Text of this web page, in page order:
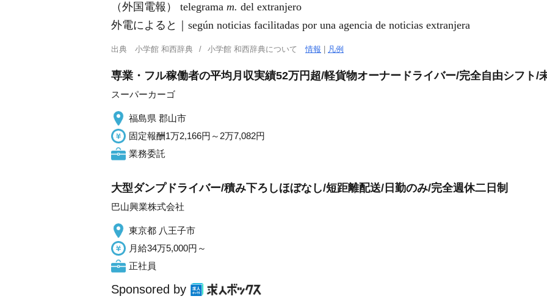
（外国電報） telegrama m. del extranjero
外電によると｜según noticias facilitadas por una agencia de noticias extranjera
出典 小学館 和西辞典 小学館 和西辞典について情報 凡例
専業・フル稼働者の平均月収実績52万円超/軽貨物オーナードライバー/完全自由シフト/
スーパーカーゴ
福島県 郡山市
固定報酬1万2,166円～2万7,082円
業務委託
大型ダンプドライバー/積み下ろしほぼなし/短距離配送/日勤のみ/完全週休二日制
巴山興業株式会社
東京都 八王子市
月給34万5,000円～
正社員
Sponsored by